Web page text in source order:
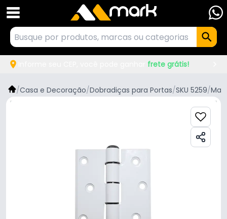
frete grátis!
/Casa e Decoração/Dobradiças para Portas/SKU 5259/Mark